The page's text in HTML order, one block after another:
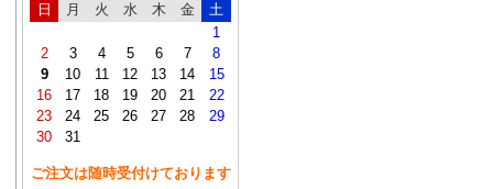
日
月 火 水 木 金
土
1
2
3 4 5 6 7
8
9
10 11 12 13 14
15
16
17 18 19 20 21
22
23
24 25 26 27 28
29
30
31
ご注文は随時受付けております